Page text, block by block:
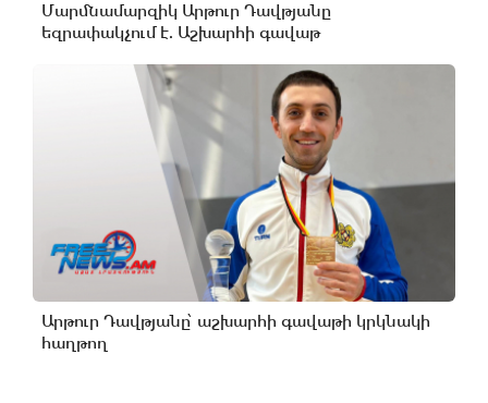
Մարմնամարզիկ Արթուր Դավթյանը
եզրափակչում է. Աշխարհի գավաթ
Արթուր Դավթյանը՝ աշխարհի գավաթի կրկնակի
հաղթող